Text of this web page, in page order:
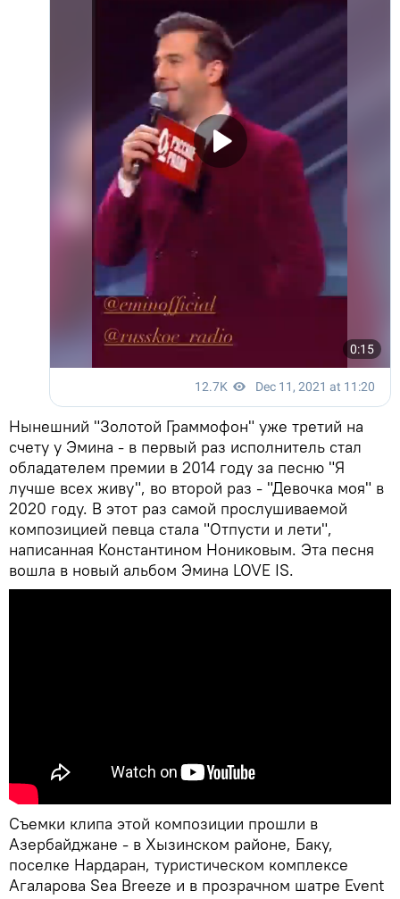
Нынешний "Золотой Граммофон" уже третий на
счету у Эмина - в первый раз исполнитель стал
обладателем премии в 2014 году за песню "Я
лучше всех живу", во второй раз - "Девочка моя" в
2020 году. В этот раз самой прослушиваемой
композицией певца стала "Отпусти и лети",
написанная Константином Нониковым. Эта песня
вошла в новый альбом Эмина LOVE IS.
Съемки клипа этой композиции прошли в
Азербайджане - в Хызинском районе, Баку,
поселке Нардаран, туристическом комплексе
Агаларова Sea Breeze и в прозрачном шатре Event